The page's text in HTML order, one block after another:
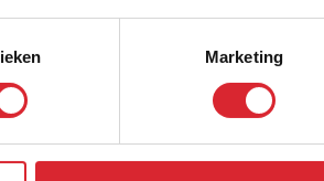
Marketing